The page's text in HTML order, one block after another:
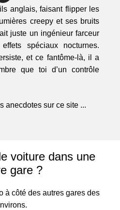
anglais, faisant flipper les
creepy et ses bruits
juste un ingénieur farceur
spéciaux nocturnes.
et ce fantôme-là, il a
que toi d’un contrôle
anecdotes sur ce site ...
voiture dans une
gare ?
à côté des autres gares des